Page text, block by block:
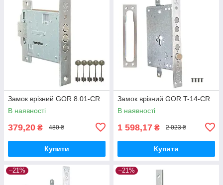
Замок врізний GOR 8.01-CR
В наявності
379,20 ₴ 480 ₴
Купити
Замок врізний GOR T-14-CR
В наявності
1 598,17 ₴ 2 023 ₴
Купити
–21% –21%